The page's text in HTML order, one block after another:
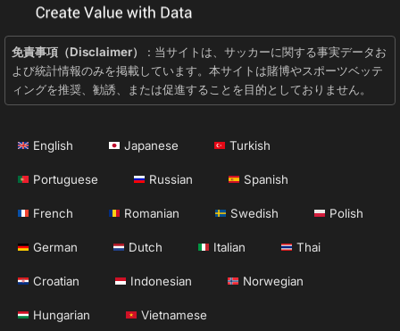
免責事項（Disclaimer）
: 当サイトは、サッカーに関する事実データお
よび統計情報のみを掲載しています。本サイトは賭博やスポーツベッテ
ィングを推奨、勧誘、または促進することを目的としておりません。
English Japanese Turkish
Portuguese Russian Spanish
French Romanian Swedish Polish
German Dutch Italian Thai
Croatian Indonesian Norwegian
Hungarian Vietnamese